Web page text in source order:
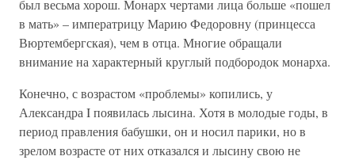
был весьма хорош. Монарх чертами лица больше «пошел
в мать» – императрицу Марию Федоровну (принцесса
Вюртембергская), чем в отца. Многие обращали
внимание на характерный круглый подбородок монарха.
Конечно, с возрастом «проблемы» копились, у
Александра I появилась лысина. Хотя в молодые годы, в
период правления бабушки, он и носил парики, но в
зрелом возрасте от них отказался и лысину свою не